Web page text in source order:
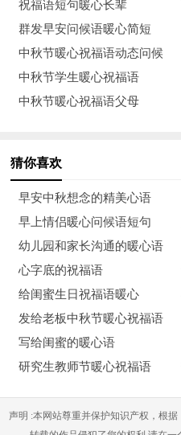
13、再见，2021！你好，
累过，方得闲，唯苦过，方知
14、在苦也要坚持、在累也
15、知识辨别力正直学问和
件，仅次于兴趣和机遇。再见
16、请你好好努力，变得自
17、2021的最后一天，阴雨
好一点。
18、丰富的过每一天，快乐
年！你好，2022年！
19、青春是一本太仓促的书
2021，你好2022。
祝福语短句暖心长辈
群发早安问候语暖心简短
中秋节暖心祝福语动态问候
中秋节学生暖心祝福语
中秋节暖心祝福语父母
猜你喜欢
早安中秋想念的精美心语
早上情侣暖心问候语短句
幼儿园和家长沟通的暖心语
心字底的祝福语
给闺蜜生日祝福语暖心
发给老板中秋节暖心祝福语
写给闺蜜的暖心语
研究生教师节暖心祝福语
声明 :本网站尊重并保护知识产权，根